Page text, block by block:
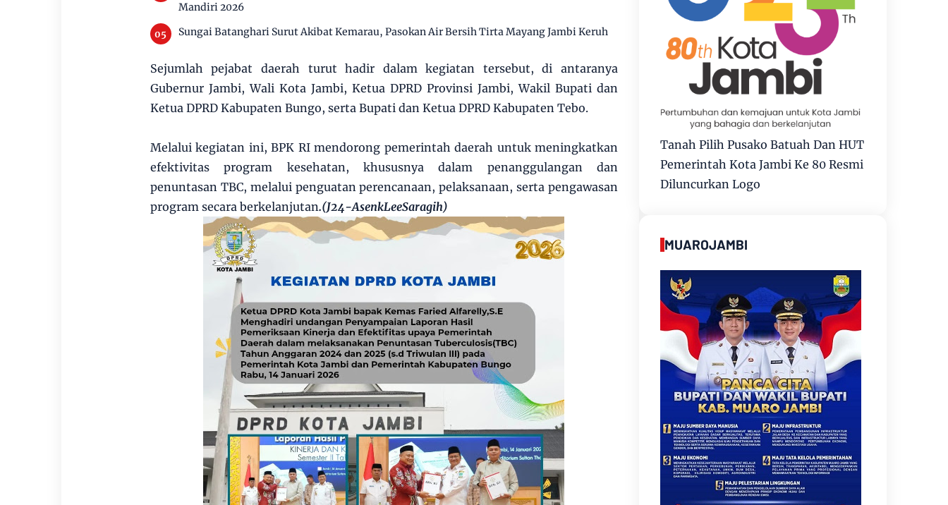
Mandiri 2026
Sungai Batanghari Surut Akibat Kemarau, Pasokan Air Bersih Tirta Mayang Jambi Keruh
Sejumlah pejabat daerah turut hadir dalam kegiatan tersebut, di antaranya
Gubernur Jambi, Wali Kota Jambi, Ketua DPRD Provinsi Jambi, Wakil Bupati dan
Ketua DPRD Kabupaten Bungo, serta Bupati dan Ketua DPRD Kabupaten Tebo.
Melalui kegiatan ini, BPK RI mendorong pemerintah daerah untuk meningkatkan
efektivitas program kesehatan, khususnya dalam penanggulangan dan
penuntasan TBC, melalui penguatan perencanaan, pelaksanaan, serta pengawasan
program secara berkelanjutan.(J24-AsenkLeeSaragih)
Tanah Pilih Pusako Batuah Dan HUT
Pemerintah Kota Jambi Ke 80 Resmi
Diluncurkan Logo
MUAROJAMBI